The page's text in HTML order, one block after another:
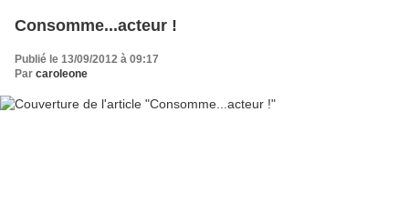
Consomme...acteur !
Publié le 13/09/2012 à 09:17
Par caroleone